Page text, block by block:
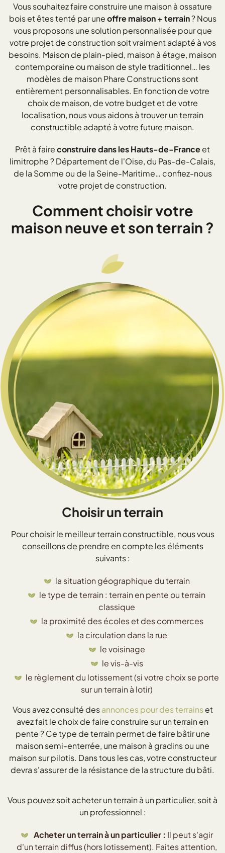
Vous souhaitez faire construire une maison à ossature
bois et êtes tenté par uneoffre maison + terrain? Nous
vous proposons une solution personnalisée pour que
votre projet de construction soit vraiment adapté à vos
besoins. Maison de plain-pied, maison à étage, maison
contemporaine ou maison de style traditionnel… les
modèles de maison Phare Constructions sont
entièrement personnalisables. En fonction de votre
choix de maison, de votre budget et de votre
localisation, nous vous aidons à trouver un terrain
constructible adapté à votre future maison.
Prêt à faireconstruire dans les Hauts-de-Franceet
limitrophe ? Département de l'Oise, du Pas-de-Calais,
de la Somme ou de la Seine-Maritime… confiez-nous
votre projet de construction.
Comment choisir votre
maison neuve et son terrain ?
Choisir un terrain
Pour choisir le meilleur terrain constructible, nous vous
conseillons de prendre en compte les éléments
suivants :
la situation géographique du terrain
le type de terrain : terrain en pente ou terrain
classique
la proximité des écoles et des commerces
la circulation dans la rue
le voisinage
le vis-à-vis
le règlement du lotissement (si votre choix se porte
sur un terrain à lotir)
Vous avez consulté desannonces pour des terrainset
avez fait le choix de faire construire sur un terrain en
pente ? Ce type de terrain permet de faire bâtir une
maison semi-enterrée, une maison à gradins ou une
maison sur pilotis. Dans tous les cas, votre constructeur
devra s'assurer de la résistance de la structure du bâti.
Vous pouvez soit acheter un terrain à un particulier, soit à
un professionnel :
Acheter un terrain à un particulier : Il peut s'agir
d'un terrain diffus (hors lotissement). Faites attention,